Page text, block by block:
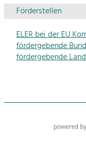
Förderstellen
ELER bei der EU
fördergebende
fördergebende